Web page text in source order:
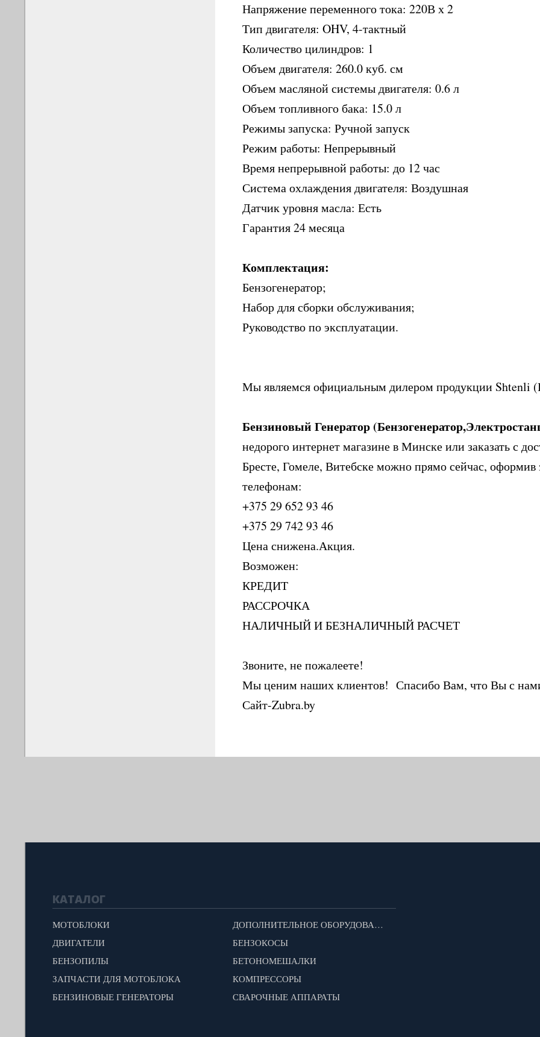
Напряжение переменного тока: 220В х 2
Тип двигателя: OHV, 4-тактный
Количество цилиндров: 1
Объем двигателя: 260.0 куб. см
Объем масляной системы двигателя: 0.6 л
Объем топливного бака: 15.0 л
Режимы запуска: Ручной запуск
Режим работы: Непрерывный
Время непрерывной работы: до 12 час
Система охлаждения двигателя: Воздушная
Датчик уровня масла: Есть
Гарантия 24 месяца
Комплектация:
Бензогенератор;
Набор для сборки обслуживания;
Руководство по эксплуатации.
Мы являемся официальным дилером продукции Shtenli
Бензиновый Генератор
недорого интернет магазине в Минске или заказать с
Бресте, Гомеле, Витебске можно прямо сейчас, оформив
телефонам:
+375 29 652 93 46
+375 29 742 93 46
Цена снижена.Акция.
Возможен:
КРЕДИТ
РАССРОЧКА
НАЛИЧНЫЙ И БЕЗНАЛИЧНЫЙ РАСЧЕТ
Звоните, не пожалеете!
Мы ценим наших клиентов! Спасибо Вам, что Вы с
Сайт-Zubra.by
КАТАЛОГ
МОТОБЛОКИ
ДОПОЛНИТЕЛЬНОЕ ОБОРУДОВАНИЕ ДЛЯ МОТОБЛОКОВ
ДВИГАТЕЛИ
БЕНЗОКОСЫ
БЕНЗОПИЛЫ
БЕТОНОМЕШАЛКИ
ЗАПЧАСТИ ДЛЯ МОТОБЛОКА
КОМПРЕССОРЫ
БЕНЗИНОВЫЕ ГЕНЕРАТОРЫ
СВАРОЧНЫЕ АППАРАТЫ